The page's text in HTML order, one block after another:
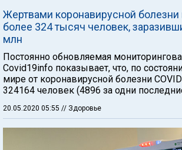
Жертвами коронавирусной болезни
более 324 тысяч человек,
млн
Постоянно обновляемая
Covid19info показывает, что, по
мире от коронавирусной болезни
324164 человек (4896 за одни
20.05.2020 05:55 // Здоровье